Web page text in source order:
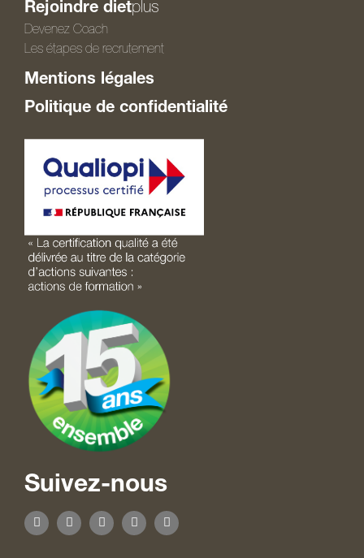
Rejoindre dietplus
Devenez Coach
Les étapes de recrutement
Mentions légales
Politique de confidentialité
Suivez-nous